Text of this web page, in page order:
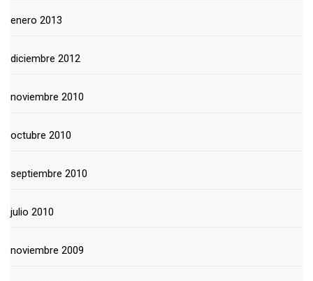
enero 2013
diciembre 2012
noviembre 2010
octubre 2010
septiembre 2010
julio 2010
noviembre 2009